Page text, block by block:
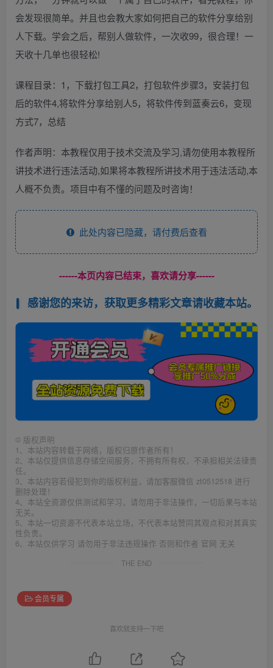
会发现很简单。并且也会教大家如何把自己的软件分享给别
人下载。学会之后，帮别人做软件，一次收99，很合理！一
天收十几单也很轻松!
课程目录：1，下载打包工具2，打包软件步骤3，安装打包
后的软件4,将软件分享给别人5，将软件传到蓝奏云6，变现
方式7，总结
作者声明：本教程仅用于技术交流及学习,请勿使用本教程所
讲技术进行违法活动,如果将本教程所讲技术用于违法活动,本
人概不负责。项目中有不懂的问题及时咨询！
此处内容已隐藏，请付费后查看
------本页内容已结束，喜欢请分享------
感谢您的来访，获取更多精彩文章请收藏本站。
© 版权声明
1、本站内容转载于网络，版权归原作者所有！
2、本站仅提供信息存储空间服务，不拥有所有权，不承担相关法律责
任。
3、本站内容若侵犯到你的版权利益，请加客服微信 zt0512518 进行
删除处理！
4、本站全资源仅供测试和学习，请勿用于非法操作，一切后果与本站
无关。
5、本站一切资源不代表本站立场，不代表本站赞同其观点和对其真实
性负责。
6、本站仅供学习 请勿用于非法违规操作 否则和作者 官网 无关
THE END
会员专属
喜欢就支持一下吧